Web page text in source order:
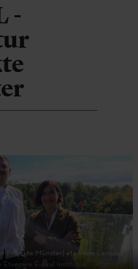
-
Projekte Münster) eta Irene Larraza,
Etxepare Euskal Institutua